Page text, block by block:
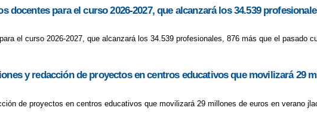
docentes para el curso 2026-2027, que alcanzará los 34.539
el curso 2026-2027, que alcanzará los 34.539 profesionales, 876 más que el pasado
y redacción de proyectos en centros educativos que movilizará 29
de proyectos en centros educativos que movilizará 29 millones de euros en verano